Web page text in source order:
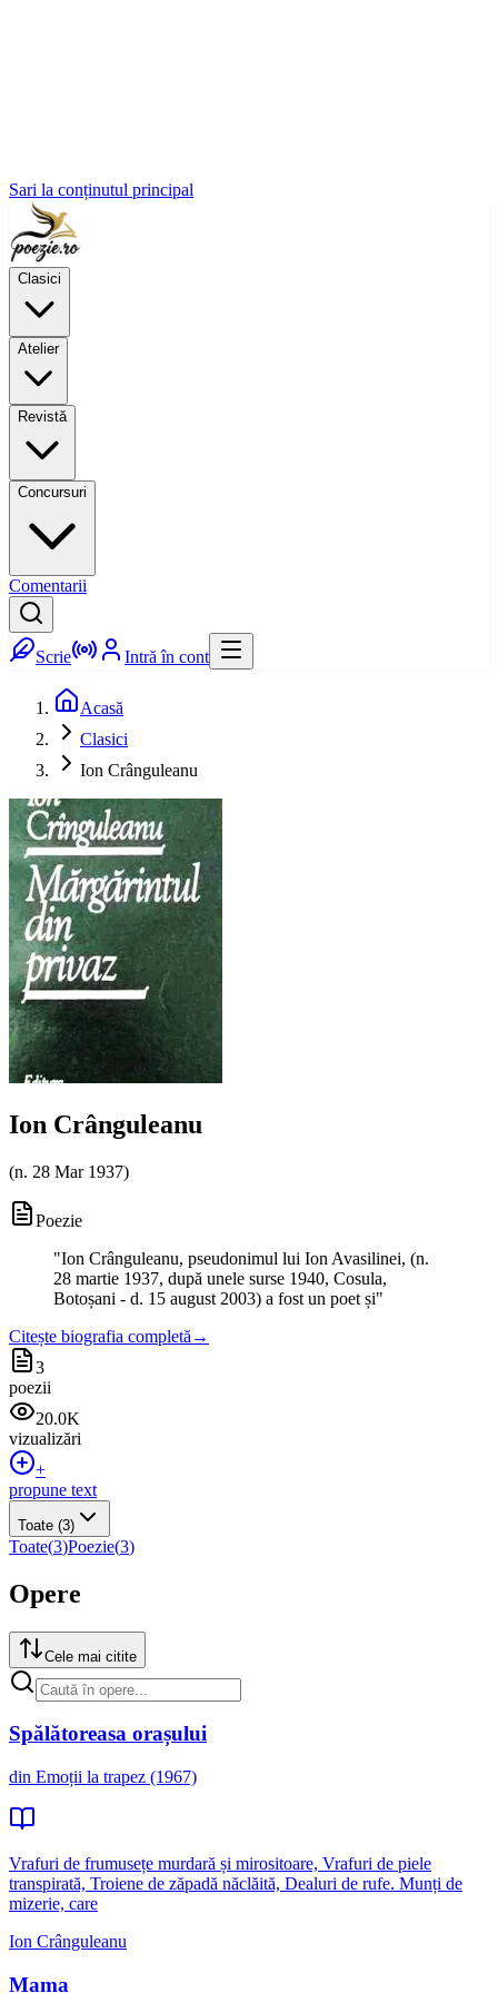
Sari la conținutul principal
Clasici
Atelier
Revistă
Concursuri
Comentarii
Scrie Intră în cont
Acasă
Clasici
Ion Crânguleanu
Ion Crânguleanu
(n. 28 Mar 1937)
Poezie
"Ion Crânguleanu, pseudonimul lui Ion Avasilinei, (n.
28 martie 1937, după unele surse 1940, Cosula,
Botoșani - d. 15 august 2003) a fost un poet și"
Citește biografia completă →
3
poezii
20.0K
vizualizări
+
propune text
Toate (3)
Toate(3)Poezie(3)
Opere
Cele mai citite
Spălătoreasa orașului
din Emoții la trapez (1967)
Vrafuri de frumusețe murdară și mirositoare, Vrafuri de piele
transpirată, Troiene de zăpadă năclăită, Dealuri de rufe. Munți de
mizerie, care
Ion Crânguleanu
Mama